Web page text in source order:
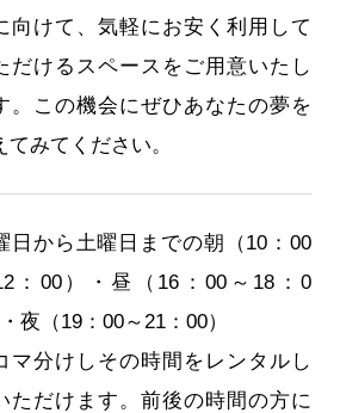
向けて、気軽にお安く利用して
だけるスペースをご用意いたし
。この機会にぜひあなたの夢を
てみてください。
日から土曜日までの朝（10：00
：00）・昼（16：00～18：0
夜（19：00～21：00）
マ分けしその時間をレンタルし
ただけます。前後の時間の方に